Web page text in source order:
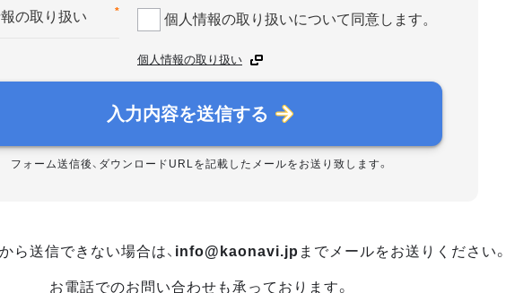
*
の取り扱い 個人情報の取り扱いについて同意します。
個人情報の取り扱い
入力内容を送信する
フォーム送信後、ダウンロードURLを記載したメールをお送り致します。
ら送信できない場合は、 info@kaonavi.jp までメールをお送りください。
お電話でのお問い合わせも承っております。